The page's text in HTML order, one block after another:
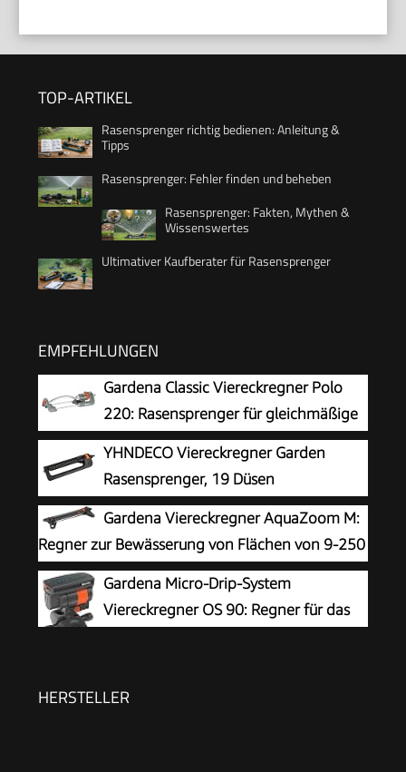
TOP-ARTIKEL
Rasensprenger richtig bedienen: Anleitung &
Tipps
Rasensprenger: Fehler finden und beheben
Rasensprenger: Fakten, Mythen &
Wissenswertes
Ultimativer Kaufberater für Rasensprenger
EMPFEHLUNGEN
Gardena Classic Viereckregner Polo
220: Rasensprenger für gleichmäßige
Flächenbewässerung von 90 -220 m²,
Reichweite 7-17 m, Sprengweite max. 13 m,
wartungsfrei dank Edelstahl-Schmutzsieb (2082-
20)
YHNDECO Viereckregner Garden
Rasensprenger, 19 Düsen
Rasensprenger Garden zur
Bewässerung von Flächen von 110-250 m²,
Comfort Rasensprinkler Metall Rasen Sprenger
mit integrierter Metallfilter
Gardena Viereckregner AquaZoom M:
Regner zur Bewässerung von Flächen von 9-250
m², Reichweite 3-18 m, Sprengweite 3-14 m,
integrierter Metallfilter (18712-20)
Gardena Micro-Drip-System
Viereckregner OS 90: Regner für das
Quick & Easy Verbindungstechnik (13325-20),
HERSTELLER